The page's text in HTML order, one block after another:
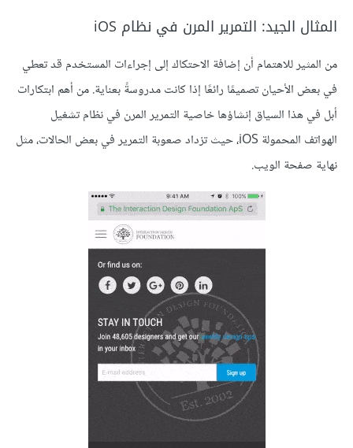
المثال الجيد: التمرير المرن في نظام iOS
من المثير للاهتمام أن إضافة الاحتكاك إلى إجراءات المستخدم قد تعطي
في بعض الأحيان تصميمًا رائعًا إذا كانت مدروسةً بعناية. من أهم ابتكارات
أبل في هذا السياق إنشاؤها خاصية التمرير المرن في نظام تشغيل
الهواتف المحمولة iOS، حيث تزداد صعوبة التمرير في بعض الحالات، مثل
نهاية صفحة الويب.